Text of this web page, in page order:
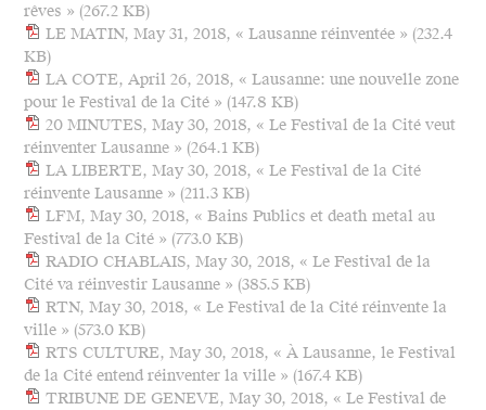
rêves » (267.2 KB)
LE MATIN, May 31, 2018, « Lausanne réinventée » (232.4
KB)
LA COTE, April 26, 2018, « Lausanne: une nouvelle zone
pour le Festival de la Cité » (147.8 KB)
20 MINUTES, May 30, 2018, « Le Festival de la Cité veut
réinventer Lausanne » (264.1 KB)
LA LIBERTE, May 30, 2018, « Le Festival de la Cité
réinvente Lausanne » (211.3 KB)
LFM, May 30, 2018, « Bains Publics et death metal au
Festival de la Cité » (773.0 KB)
RADIO CHABLAIS, May 30, 2018, « Le Festival de la
Cité va réinvestir Lausanne » (385.5 KB)
RTN, May 30, 2018, « Le Festival de la Cité réinvente la
ville » (573.0 KB)
RTS CULTURE, May 30, 2018, « À Lausanne, le Festival
de la Cité entend réinventer la ville » (167.4 KB)
TRIBUNE DE GENEVE, May 30, 2018, « Le Festival de